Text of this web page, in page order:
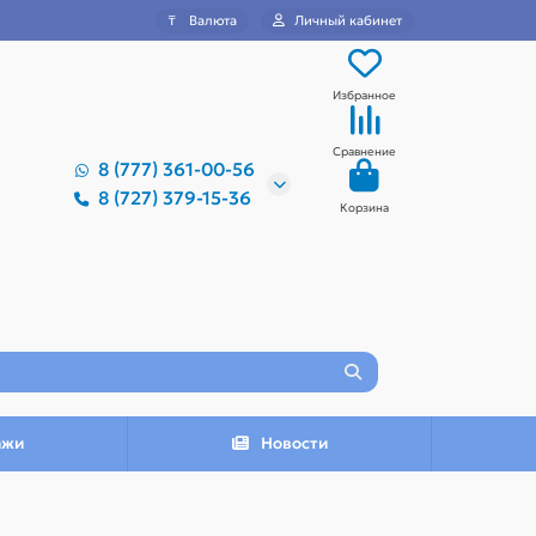
₸ Валюта Личный кабинет
8 (777) 361-00-56
8 (727) 379-15-36
Избранное
Сравнение
Корзина
Новости